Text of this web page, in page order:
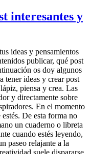
interesantes y
ideas y pensamientos
publicar, qué post
os doy algunos
tener ideas y crear post
piensa y crea. Las
y directamente sobre
En el momento
De esta forma no
un cuaderno o libreta
cuando estés leyendo,
paseo relajante a la